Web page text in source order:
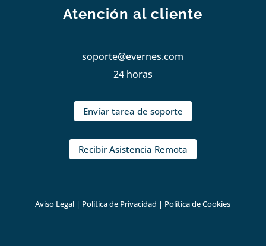
Atención al cliente
soporte@evernes.com
24 horas
Envíar tarea de soporte
Recibir Asistencia Remota
Aviso Legal | Política de Privacidad | Política de Cookies